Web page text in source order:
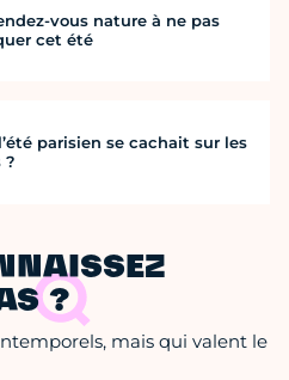
vous nature à ne pas
cet été
parisien se cachait sur les
?
?
mais qui valent le